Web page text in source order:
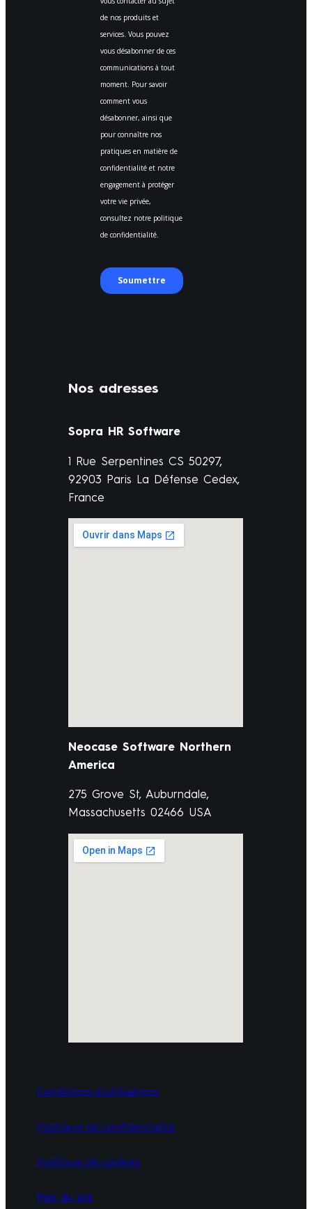
Nos adresses
Sopra HR Software
1 Rue Serpentines CS 50297,
92903 Paris La Défense Cedex,
France
Neocase Software Northern
America
275 Grove St, Auburndale,
Massachusetts 02466 USA
Conditions d’utilisations
Politique de confidentialité
Politique de cookies
Plan du site